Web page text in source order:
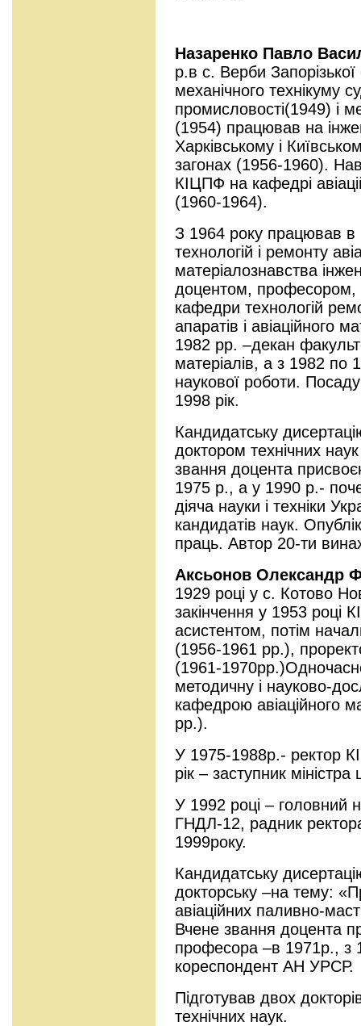
Назаренко Павло
р.в с. Верби Запорізької
механічного технікуму
промисловості(1949) і
(1954) працював на
Харківському і
загонах (1956-1960).
КІЦПФ на кафедрі
(1960-1964).
З 1964 року працював в
технологій і ремонту
матеріалознавства
доцентом, професором,
кафедри технологій
апаратів і авіаційного
1982 рр. –декан
матеріалів, а з 1982 по
наукової роботи.
1998 рік.
Кандидатську
доктором технічних
звання доцента
1975 р., а у 1990 р.-
діяча науки і техніки
кандидатів наук.
праць. Автор 20-ти
Аксьонов Олександр
1929 році у с. Котово
закінчення у 1953 році
асистентом, потім
(1956-1961 рр.),
(1961-
методичну і науково-
кафедрою авіаційного
рр.).
У 1975-1988р.- ректор
рік – заступник міністра
У 1992 році – головний
ГНДЛ-12, радник
1999року.
Кандидатську
докторську –на тему:
авіаційних паливно-
Вчене звання доцента
професора –в 1971р., з
кореспондент АН УРСР.
Підготував двох
технічних наук.